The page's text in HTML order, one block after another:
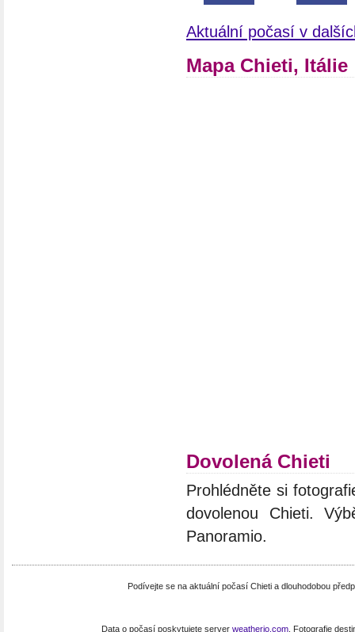
Aktuální počasí v
Mapa Chieti, Itálie
Dovolená Chieti
Prohlédněte si
dovolenou Chieti.
Panoramio.
Podívejte se na aktuální počasí Chieti a dlouhodobou
Data o počasí poskytujete server weatherio.com. Fotografie